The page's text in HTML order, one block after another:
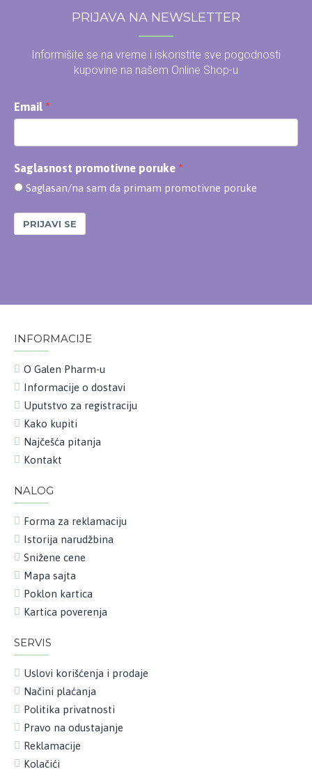
PRIJAVA NA NEWSLETTER
Informišite se na vreme i iskoristite sve pogodnosti
kupovine na našem Online Shop-u
Email
Saglasnost promotivne poruke
Saglasan/na sam da primam promotivne poruke
PRIJAVI SE
INFORMACIJE
O Galen Pharm-u
Informacije o dostavi
Uputstvo za registraciju
Kako kupiti
Najčešća pitanja
Kontakt
NALOG
Forma za reklamaciju
Istorija narudžbina
Snižene cene
Mapa sajta
Poklon kartica
Kartica poverenja
SERVIS
Uslovi korišćenja i prodaje
Načini plaćanja
Politika privatnosti
Pravo na odustajanje
Reklamacije
Kolačići